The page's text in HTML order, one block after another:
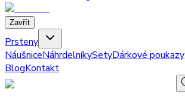
Zavřít
Prsteny
NáušniceNáhrdelníkySetyDárkové poukazy
BlogKontakt